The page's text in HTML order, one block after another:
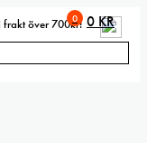
frakt över 700kr!
0 0 KR